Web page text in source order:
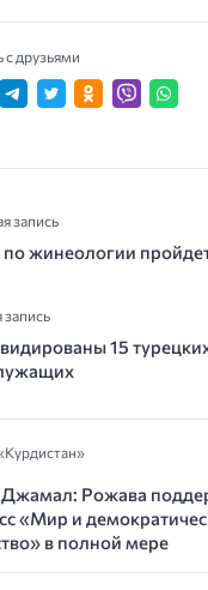
с друзьями
запись
жинеологии
15
Джамал: Рожава
«Мир и
в полной мере